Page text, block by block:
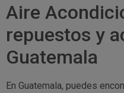
Aire
repuestos y
Guatemala
En Guatemala, puedes